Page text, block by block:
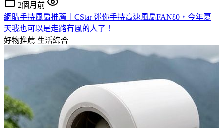
2個月前
網購手持風扇推薦｜CStar 迷你手持高速風扇FAN80，今年夏
天我也可以是走路有風的人了！
好物推薦 生活綜合